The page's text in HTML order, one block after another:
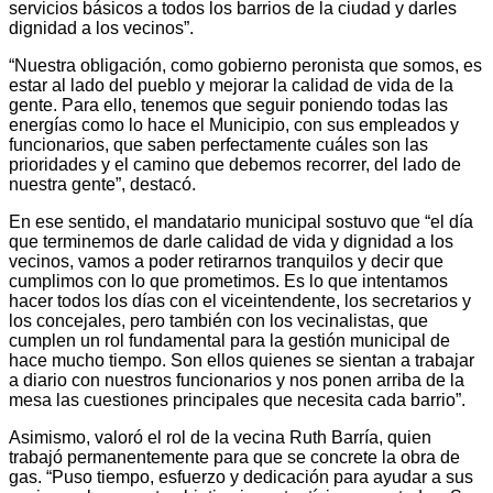
servicios básicos a todos los barrios de la ciudad y darles
dignidad a los vecinos”.
“Nuestra obligación, como gobierno peronista que somos, es
estar al lado del pueblo y mejorar la calidad de vida de la
gente. Para ello, tenemos que seguir poniendo todas las
energías como lo hace el Municipio, con sus empleados y
funcionarios, que saben perfectamente cuáles son las
prioridades y el camino que debemos recorrer, del lado de
nuestra gente”, destacó.
En ese sentido, el mandatario municipal sostuvo que “el día
que terminemos de darle calidad de vida y dignidad a los
vecinos, vamos a poder retirarnos tranquilos y decir que
cumplimos con lo que prometimos. Es lo que intentamos
hacer todos los días con el viceintendente, los secretarios y
los concejales, pero también con los vecinalistas, que
cumplen un rol fundamental para la gestión municipal de
hace mucho tiempo. Son ellos quienes se sientan a trabajar
a diario con nuestros funcionarios y nos ponen arriba de la
mesa las cuestiones principales que necesita cada barrio”.
Asimismo, valoró el rol de la vecina Ruth Barría, quien
trabajó permanentemente para que se concrete la obra de
gas. “Puso tiempo, esfuerzo y dedicación para ayudar a sus